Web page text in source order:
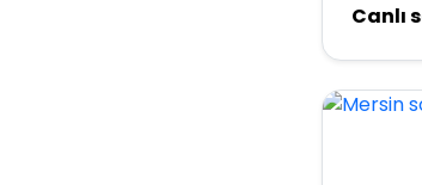
Canlı